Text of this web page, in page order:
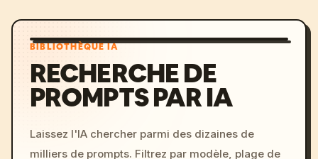
BIBLIOTHÈQUE IA
RECHERCHE DE
PROMPTS PAR IA
Laissez l'IA chercher parmi des dizaines de
milliers de prompts. Filtrez par modèle, plage de